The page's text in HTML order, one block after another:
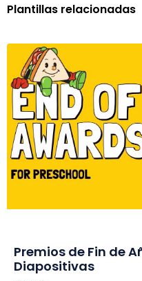
Plantillas relacionadas
Premios de Fin de
Diapositivas